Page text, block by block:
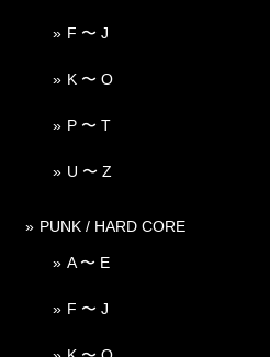
F 〜 J
K 〜 O
P 〜 T
U 〜 Z
PUNK / HARD CORE
A 〜 E
F 〜 J